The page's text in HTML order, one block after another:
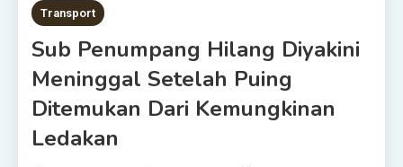
3 MINS READ
Transport
Sub Penumpang Hilang Diyakini
Meninggal Setelah Puing
Ditemukan Dari Kemungkinan
Ledakan